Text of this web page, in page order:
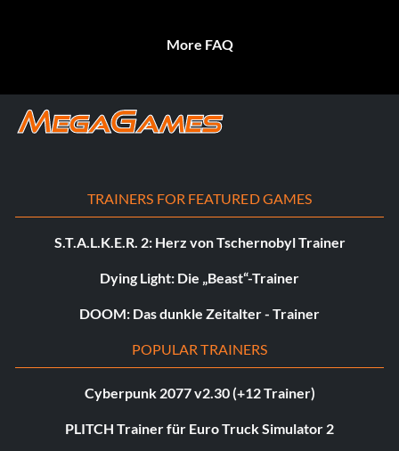
More FAQ
TRAINERS FOR FEATURED GAMES
S.T.A.L.K.E.R. 2: Herz von Tschernobyl Trainer
Dying Light: Die „Beast“-Trainer
DOOM: Das dunkle Zeitalter - Trainer
POPULAR TRAINERS
Cyberpunk 2077 v2.30 (+12 Trainer)
PLITCH Trainer für Euro Truck Simulator 2